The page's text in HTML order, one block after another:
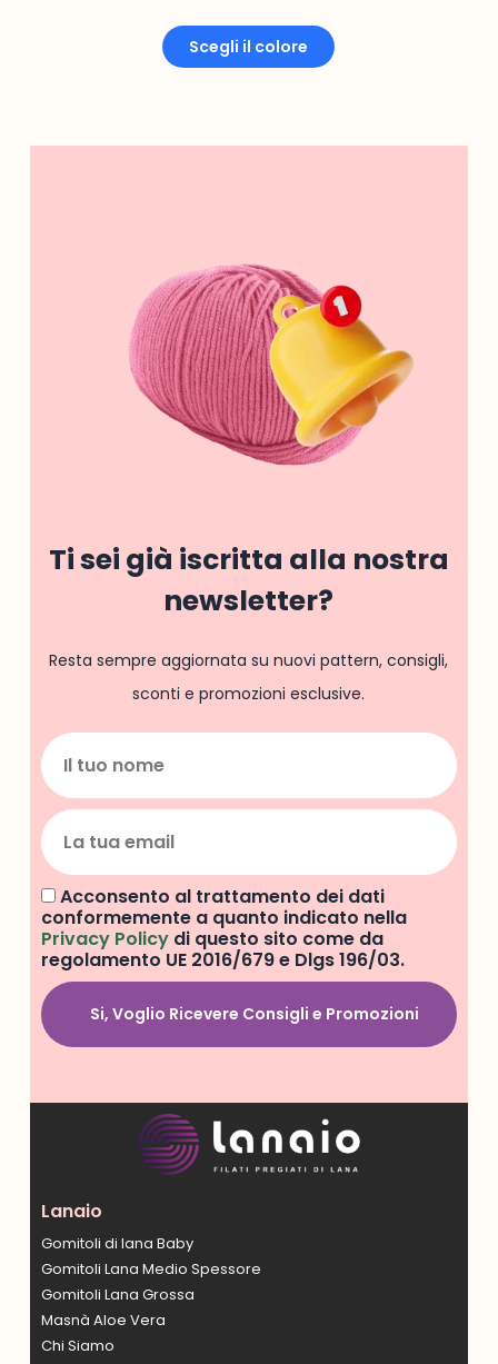
Scegli il colore
Ti sei già iscritta alla nostra
newsletter?
Resta sempre aggiornata su nuovi pattern, consigli,
sconti e promozioni esclusive.
Acconsento al trattamento dei dati
conformemente a quanto indicato nella
Privacy Policydi questo sito come da
regolamento UE 2016/679 e Dlgs 196/03.
Si, Voglio Ricevere Consigli e Promozioni
Lanaio
Gomitoli di lana Baby
Gomitoli Lana Medio Spessore
Gomitoli Lana Grossa
Masnà Aloe Vera
Chi Siamo